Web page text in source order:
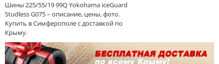
Шины 225/55/19 99Q Yokohama iceGuard
Studless G075 – описание, цены, фото.
Купить в Симферополе с доставкой по
Крыму.